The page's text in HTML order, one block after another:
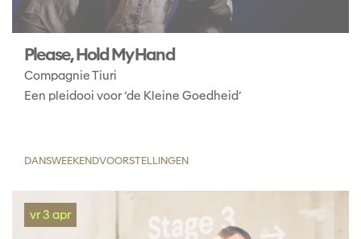
Please, Hold My Hand
Compagnie Tiuri
Een pleidooi voor ‘de Kleine Goedheid’
DANSWEEKENDVOORSTELLINGEN
vr 3 apr